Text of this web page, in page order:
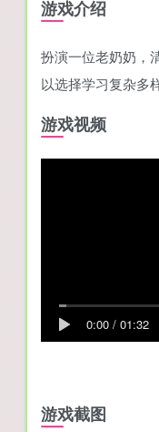
游戏介绍
扮演一位老奶奶，
以选择学习复杂多
游戏视频
0:00 / 01:32
游戏截图